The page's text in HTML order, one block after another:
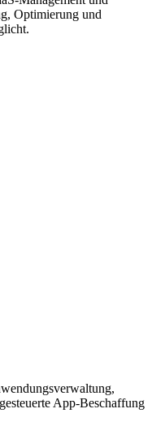
Optimierung und
App-Beschaffung